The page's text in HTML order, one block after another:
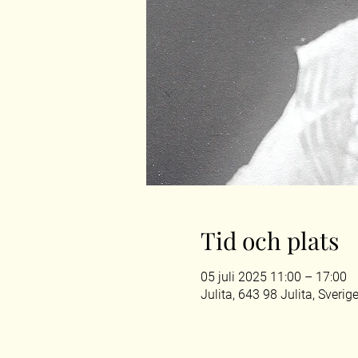
Tid och plats
05 juli 2025 11:00 – 17:00
Julita, 643 98 Julita, Sverige